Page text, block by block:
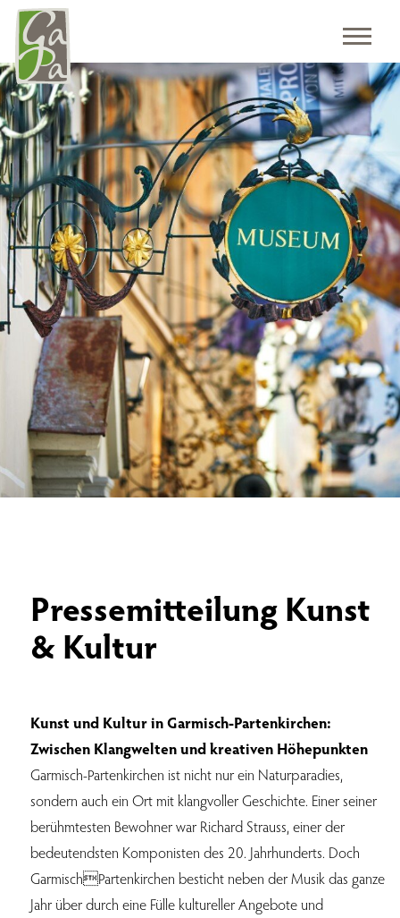
Pressemitteilung Kunst
& Kultur
Kunst und Kultur in Garmisch-Partenkirchen:
Zwischen Klangwelten und kreativen Höhepunkten
Garmisch-Partenkirchen ist nicht nur ein Naturparadies,
sondern auch ein Ort mit klangvoller Geschichte. Einer seiner
berühmtesten Bewohner war Richard Strauss, einer der
bedeutendsten Komponisten des 20. Jahrhunderts. Doch
GarmischPartenkirchen besticht neben der Musik das ganze
Jahr über durch eine Fülle kultureller Angebote und